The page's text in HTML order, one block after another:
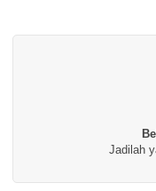
Jadilah